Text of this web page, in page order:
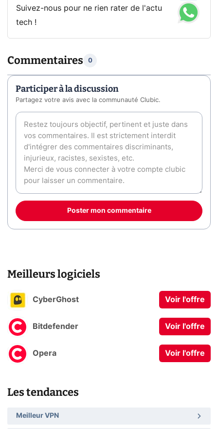
Suivez-nous pour ne rien rater de l'actu
tech !
Commentaires 0
Participer à la discussion
Partagez votre avis avec la communauté Clubic.
Poster mon commentaire
Meilleurs logiciels
CyberGhost Voir l'offre
Bitdefender Voir l'offre
Opera Voir l'offre
Les tendances
Meilleur VPN